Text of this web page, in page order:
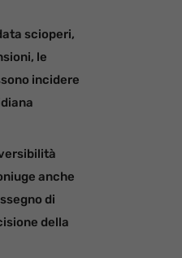
scioperi,
le
incidere
anche
di
della